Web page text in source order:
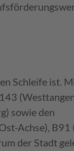
Schleife ist.
sowie den
Achse), B91
der Stadt